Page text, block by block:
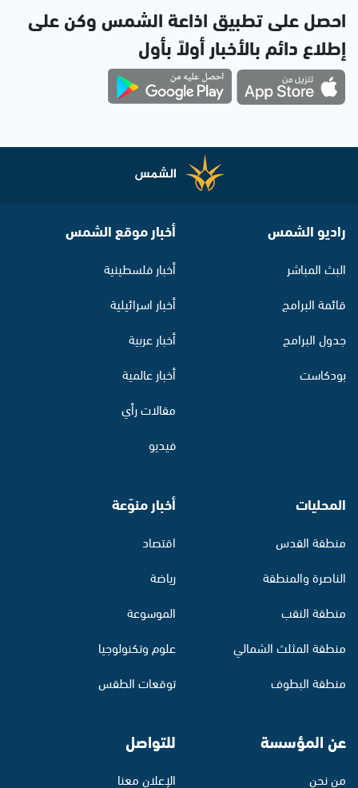
احصل على تطبيق اذاعة الشمس وكن على
إطلاع دائم بالأخبار أولاً بأول
راديو الشمس
البث المباشر
قائمة البرامج
جدول البرامج
بودكاست
أخبار موقع الشمس
أخبار فلسطينية
أخبار اسرائيلية
أخبار عربية
أخبار عالمية
مقالات رأي
فيديو
المحليات
منطقة القدس
الناصرة والمنطقة
منطقة النقب
منطقة المثلث الشمالي
منطقة البطوف
أخبار منوّعة
اقتصاد
رياضة
الموسوعة
علوم وتكنولوجيا
توقعات الطقس
عن المؤسسة
من نحن
للتواصل
الإعلان معنا